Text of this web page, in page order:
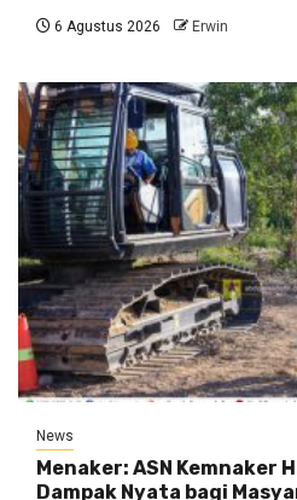
6 Agustus 2026 Erwin
News
Menaker: ASN Kemnaker
Dampak Nyata bagi